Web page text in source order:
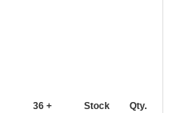
36 + Stock Qty.